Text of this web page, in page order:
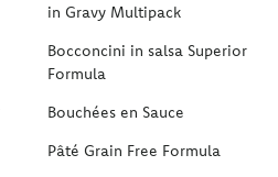
in Gravy Multipack
Bocconcini in salsa Superior
Formula
Bouchées en Sauce
Pâté Grain Free Formula